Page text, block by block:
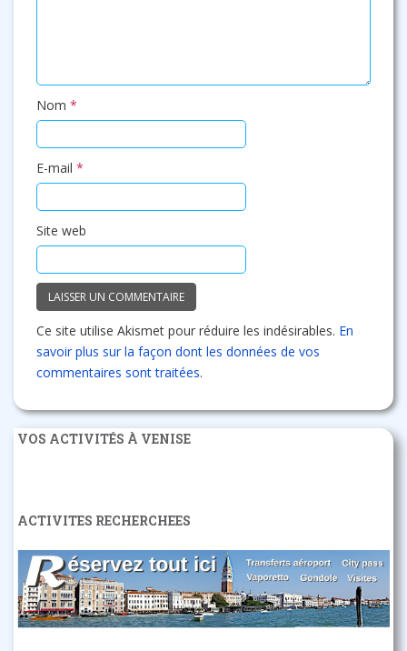
Nom *
E-mail *
Site web
Ce site utilise Akismet pour réduire les indésirables. En
savoir plus sur la façon dont les données de vos
commentaires sont traitées.
VOS ACTIVITÉS À VENISE
ACTIVITES RECHERCHEES